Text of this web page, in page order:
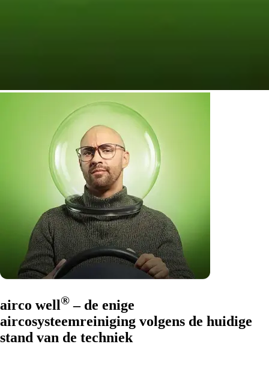
airco well® – de enige
aircosysteemreiniging volgens de huidige
stand van de techniek